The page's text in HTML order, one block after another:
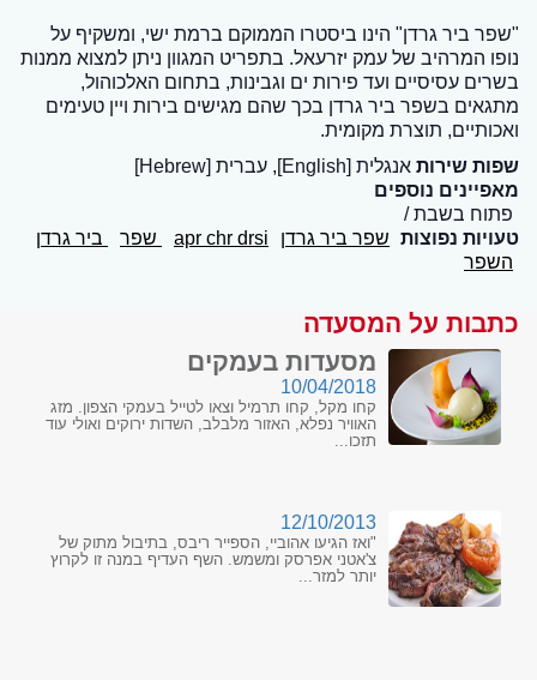
"שפר ביר גרדן" הינו ביסטרו הממוקם ברמת ישי, ומשקיף על
נופו המרהיב של עמק יזרעאל. בתפריט המגוון ניתן למצוא ממנות
בשרים עסיסיים ועד פירות ים וגבינות, בתחום האלכוהול,
מתגאים בשפר ביר גרדן בכך שהם מגישים בירות ויין טעימים
ואכותיים, תוצרת מקומית.
שפות שירות אנגלית [English], עברית [Hebrew]
מאפיינים נוספים
פתוח בשבת
טעויות נפוצות שפר ביר גרדן apr chr drsi שפר
ביר גרדן
השפר
כתבות על המסעדה
מסעדות בעמקים
10/04/2018
קחו מקל, קחו תרמיל וצאו לטייל בעמקי הצפון. מזג
האוויר נפלא, האזור מלבלב, השדות ירוקים ואולי עוד
תזכו...
12/10/2013
"ואז הגיעו אהוביי, הספייר ריבס, בתיבול מתוק של
צ'אטני אפרסק ומשמש. השף העדיף במנה זו לקרוץ
יותר למזר...